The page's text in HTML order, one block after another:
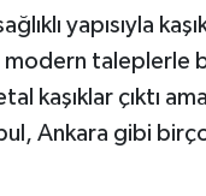
yapısıyla
taleplerle
kaşıklar çıktı
Ankara gibi